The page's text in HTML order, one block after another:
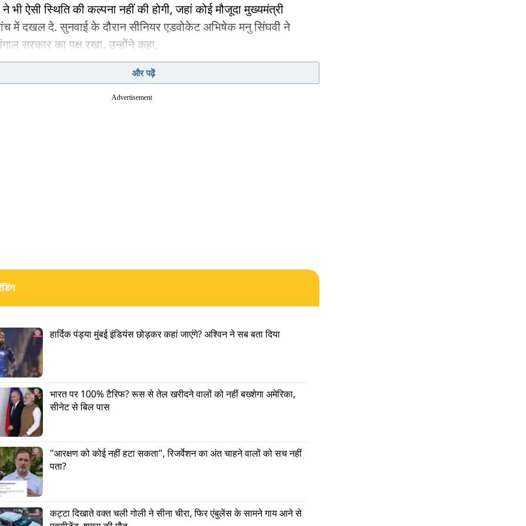
ने भी ऐसी स्थिति की कल्पना नहीं की होगी, जहां कोई मौजूदा मुख्यमंत्री
में दखल दे. सुनवाई के दौरान सीनियर एडवोकेट अभिषेक मनु सिंघवी ने
सरकार का पक्ष रखा. उन्होंने कहा,
के तौर पर ईडी मौलिक अधिकारों का दावा नहीं कर सकती. यह कोई
न्यायिक इकाई (Juristic Entity) नहीं है. उसे जांच करने का कोई मौलिक
रिट ज्यूरिस्डिक्शन केवल किसी संस्था के लिए सीमित होता है. जबकि मौलिक
खुद मौलिक अधिकारों के उल्लंघन का दावा नहीं कर सकता.
ने केशवानंद भारती समेत कई मामलों का उदाहरण देते हुए कहा कि
स्थापित संवैधानिक सिद्धांतों को बदलने की कोशिश कर रही है. दूसरी
कोर्ट ने बार-बार मौजूदा मुख्यमंत्री द्वारा किसी जांच में हस्तक्षेप करने
सवाल उठाया. कोर्ट ने कहा,
से जुड़े गंभीर सवाल खड़े होते हैं.”
और पढ़ें
Advertisement
हार्दिक पंड्या मुंबई इंडियंस छोड़कर कहां जाएंगे? अश्विन ने सब बता दिया
भारत पर 100% टैरिफ? रूस से तेल खरीदने वालों को नहीं बख्शेगा अमेरिका,
सीनेट से बिल पास
"आरक्षण को कोई नहीं हटा सकता", रिजर्वेशन का अंत चाहने वालों को सच नहीं
पता?
कट्टा दिखाते वक्त चली गोली ने सीना चीरा, फिर एंबुलेंस के सामने गाय आने से